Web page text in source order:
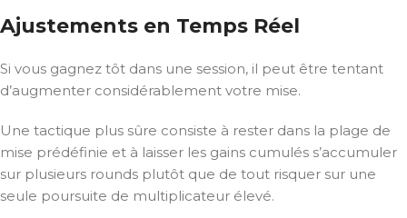
Ajustements en Temps Réel
Si vous gagnez tôt dans une session, il peut être tentant
d’augmenter considérablement votre mise.
Une tactique plus sûre consiste à rester dans la plage de
mise prédéfinie et à laisser les gains cumulés s’accumuler
sur plusieurs rounds plutôt que de tout risquer sur une
seule poursuite de multiplicateur élevé.